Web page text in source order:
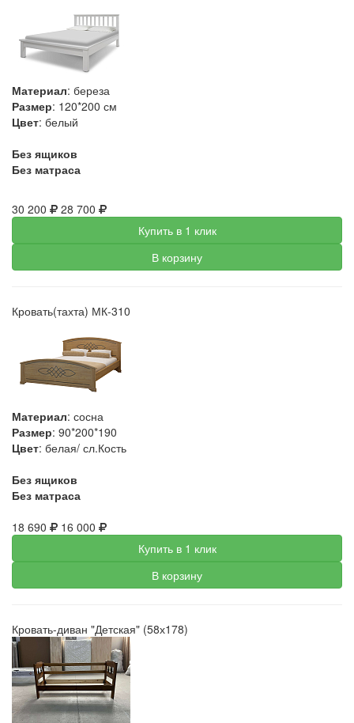
Материал: береза
Размер: 120*200 см
Цвет: белый
Без ящиков
Без матраса
30 200
28 700
Купить в 1 клик
В корзину
Кровать(тахта) МК-310
Материал: сосна
Размер: 90*200*190
Цвет: белая/ сл.Кость
Без ящиков
Без матраса
18 690
16 000
Купить в 1 клик
В корзину
Кровать-диван "Детская" (58х178)